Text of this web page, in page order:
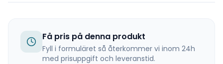
Få pris på denna produkt
Fyll i formuläret så återkommer vi inom 24h
med prisuppgift och leveranstid.